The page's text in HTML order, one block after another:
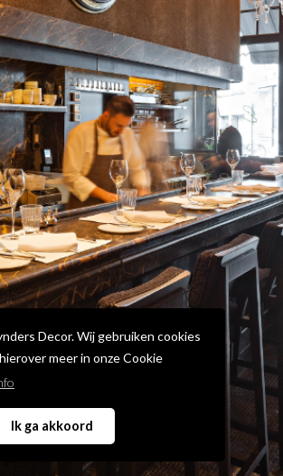
Decor. Wij gebruiken cookies
meer in onze Cookie
Ik ga akkoord